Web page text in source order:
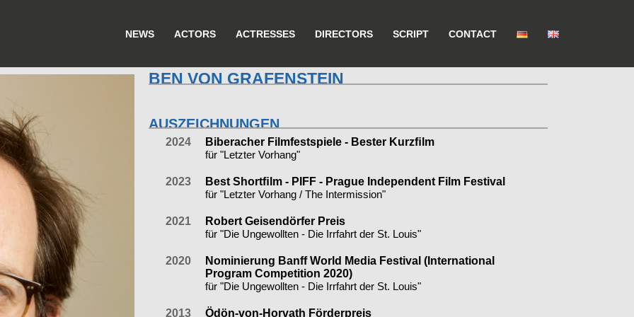
NEWS ACTORS ACTRESSES DIRECTORS SCRIPT CONTACT
BEN VON GRAFENSTEIN
AUSZEICHNUNGEN
2024
Biberacher Filmfestspiele - Bester Kurzﬁlm
für "Letzter Vorhang"
2023
Best Shortﬁlm - PIFF - Prague Independent Film Festival
für "Letzter Vorhang / The Intermission"
2021
Robert Geisendörfer Preis
für "Die Ungewollten - Die Irrfahrt der St. Louis"
2020
Nominierung Banff World Media Festival (International
Program Competition 2020)
für "Die Ungewollten - Die Irrfahrt der St. Louis"
2013
Ödön-von-Horvath Förderpreis